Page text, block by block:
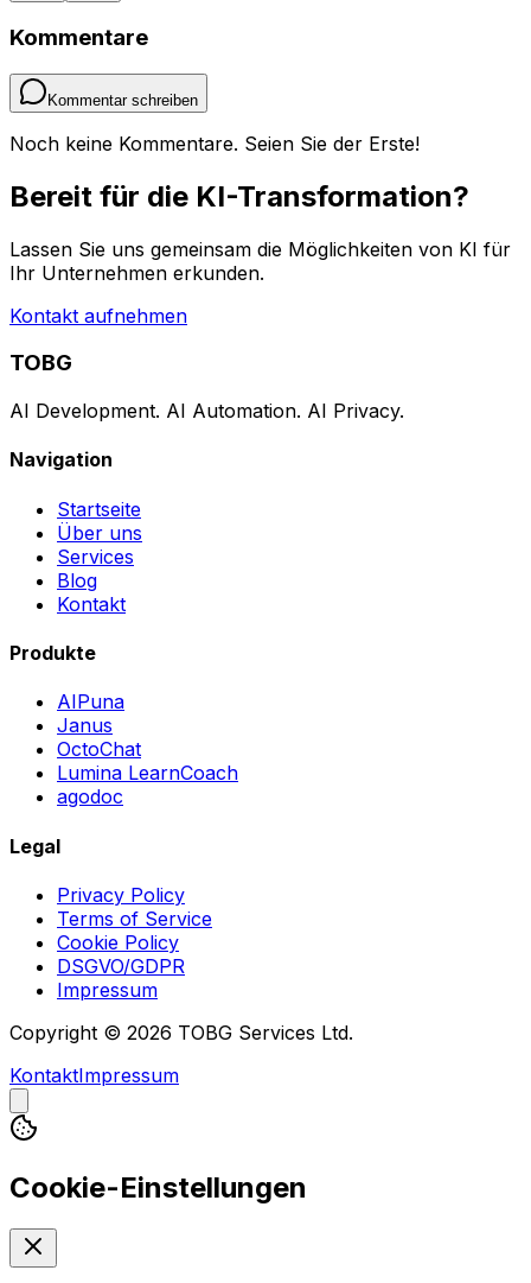
Kommentare
Kommentar schreiben
Noch keine Kommentare. Seien Sie der Erste!
Bereit für die KI-Transformation?
Lassen Sie uns gemeinsam die Möglichkeiten von KI für
Ihr Unternehmen erkunden.
Kontakt aufnehmen
TOBG
AI Development. AI Automation. AI Privacy.
Navigation
Startseite
Über uns
Services
Blog
Kontakt
Produkte
AIPuna
Janus
OctoChat
Lumina LearnCoach
agodoc
Legal
Privacy Policy
Terms of Service
Cookie Policy
DSGVO/GDPR
Impressum
Copyright © 2026 TOBG Services Ltd.
KontaktImpressum
Cookie-Einstellungen